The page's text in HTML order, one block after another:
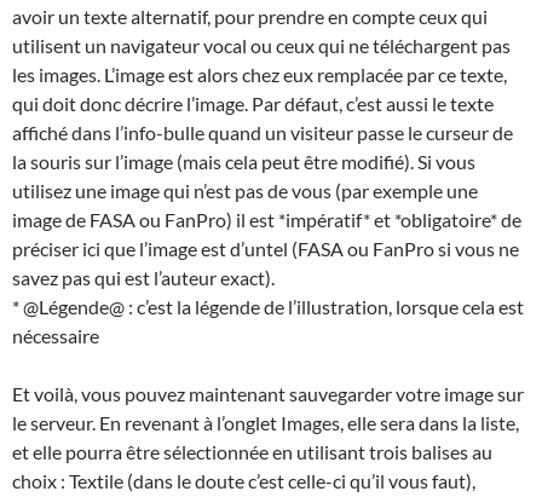
avoir un texte alternatif, pour prendre en compte ceux qui
utilisent un navigateur vocal ou ceux qui ne téléchargent pas
les images. L’image est alors chez eux remplacée par ce texte,
qui doit donc décrire l’image. Par défaut, c’est aussi le texte
affiché dans l’info-bulle quand un visiteur passe le curseur de
la souris sur l’image (mais cela peut être modifié). Si vous
utilisez une image qui n’est pas de vous (par exemple une
image de FASA ou FanPro) il est *impératif* et *obligatoire* de
préciser ici que l’image est d’untel (FASA ou FanPro si vous ne
savez pas qui est l’auteur exact).
* @Légende@ : c’est la légende de l’illustration, lorsque cela est
nécessaire
Et voilà, vous pouvez maintenant sauvegarder votre image sur
le serveur. En revenant à l’onglet Images, elle sera dans la liste,
et elle pourra être sélectionnée en utilisant trois balises au
choix : Textile (dans le doute c’est celle-ci qu’il vous faut),